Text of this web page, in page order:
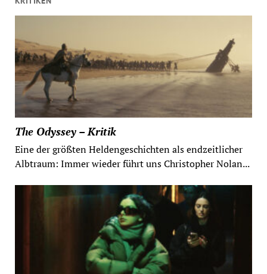
The Odyssey – Kritik
Eine der größten Heldengeschichten als endzeitlicher
Albtraum: Immer wieder führt uns Christopher Nolan...